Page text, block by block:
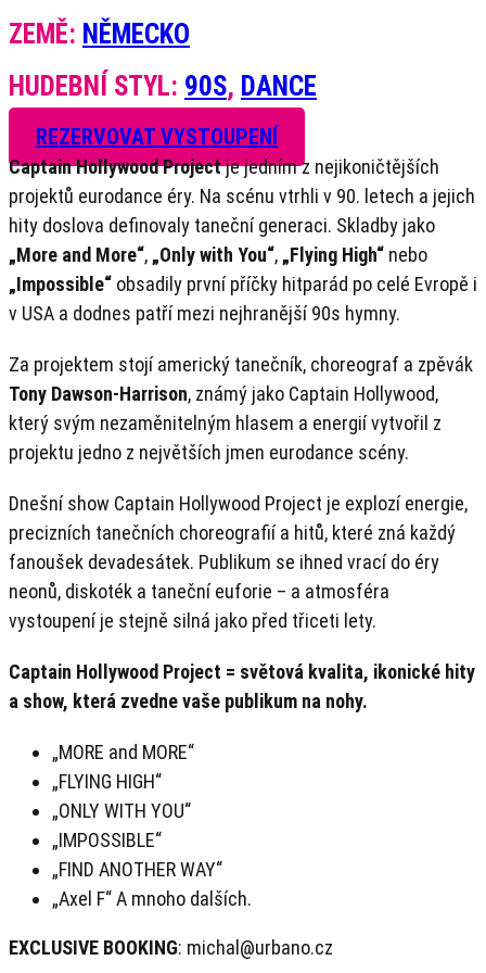
ZEMĚ: NĚMECKO
HUDEBNÍ STYL: 90S, DANCE
REZERVOVAT VYSTOUPENÍ
Captain Hollywood Projectje jedním z nejikoničtějších
projektů eurodance éry. Na scénu vtrhli v 90. letech a jejich
hity doslova definovaly taneční generaci. Skladby jako
„More and More“, „Only with You“, „Flying High“ nebo
„Impossible“ obsadily první příčky hitparád po celé Evropě i
v USA a dodnes patří mezi nejhranější 90s hymny.
Za projektem stojí americký tanečník, choreograf a zpěvák
Tony Dawson-Harrison, známý jako Captain Hollywood,
který svým nezaměnitelným hlasem a energií vytvořil z
projektu jedno z největších jmen eurodance scény.
Dnešní show Captain Hollywood Project je explozí energie,
precizních tanečních choreografií a hitů, které zná každý
fanoušek devadesátek. Publikum se ihned vrací do éry
neonů, diskoték a taneční euforie – a atmosféra
vystoupení je stejně silná jako před třiceti lety.
Captain Hollywood Project = světová kvalita, ikonické hity
a show, která zvedne vaše publikum na nohy.
„MORE and MORE“
„FLYING HIGH“
„ONLY WITH YOU“
„IMPOSSIBLE“
„FIND ANOTHER WAY“
„Axel F“ A mnoho dalších.
EXCLUSIVE BOOKING: michal@urbano.cz